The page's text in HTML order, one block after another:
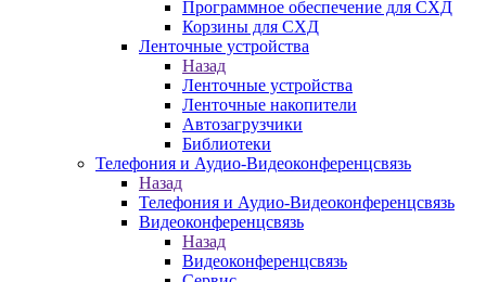
Программное обеспечение для СХД
Корзины для СХД
Ленточные устройства
Назад
Ленточные устройства
Ленточные накопители
Автозагрузчики
Библиотеки
Телефония и Аудио-Видеоконференцсвязь
Назад
Телефония и Аудио-Видеоконференцсвязь
Видеоконференцсвязь
Назад
Видеоконференцсвязь